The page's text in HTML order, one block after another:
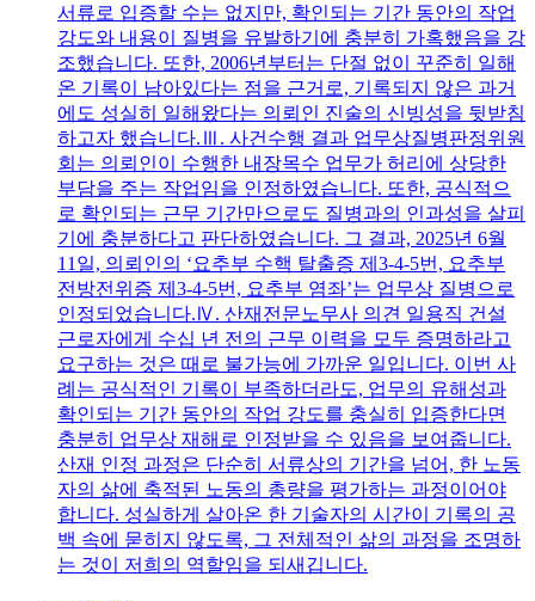
서류로 입증할 수는 없지만, 확인되는 기간 동안의 작업
강도와 내용이 질병을 유발하기에 충분히 가혹했음을 강
조했습니다. 또한, 2006년부터는 단절 없이 꾸준히 일해
온 기록이 남아있다는 점을 근거로, 기록되지 않은 과거
에도 성실히 일해왔다는 의뢰인 진술의 신빙성을 뒷받침
하고자 했습니다.Ⅲ. 사건수행 결과 업무상질병판정위원
회는 의뢰인이 수행한 내장목수 업무가 허리에 상당한
부담을 주는 작업임을 인정하였습니다. 또한, 공식적으
로 확인되는 근무 기간만으로도 질병과의 인과성을 살피
기에 충분하다고 판단하였습니다. 그 결과, 2025년 6월
11일, 의뢰인의 ‘요추부 수핵 탈출증 제3-4-5번, 요추부
전방전위증 제3-4-5번, 요추부 염좌’는 업무상 질병으로
인정되었습니다.Ⅳ. 산재전문노무사 의견 일용직 건설
근로자에게 수십 년 전의 근무 이력을 모두 증명하라고
요구하는 것은 때로 불가능에 가까운 일입니다. 이번 사
례는 공식적인 기록이 부족하더라도, 업무의 유해성과
확인되는 기간 동안의 작업 강도를 충실히 입증한다면
충분히 업무상 재해로 인정받을 수 있음을 보여줍니다.
산재 인정 과정은 단순히 서류상의 기간을 넘어, 한 노동
자의 삶에 축적된 노동의 총량을 평가하는 과정이어야
합니다. 성실하게 살아온 한 기술자의 시간이 기록의 공
백 속에 묻히지 않도록, 그 전체적인 삶의 과정을 조명하
는 것이 저희의 역할임을 되새깁니다.